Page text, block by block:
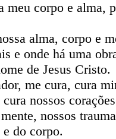
meu corpo e alma,
alma, corpo e
e onde há uma
de Jesus Cristo.
me cura, cura
nossos
nossos
do corpo.